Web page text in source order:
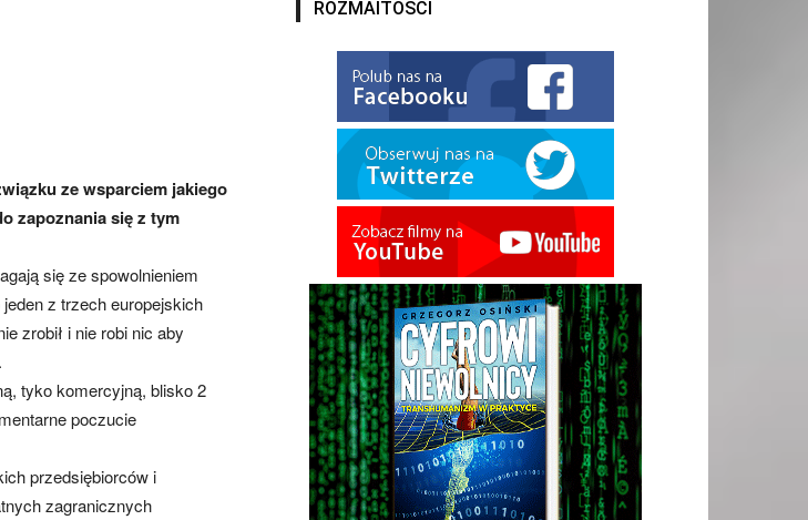
ze wsparciem jakiego
zapoznania się z tym
się ze spowolnieniem
z trzech europejskich
zrobił i nie robi nic aby
tyko komercyjną, blisko 2
poczucie
przedsiębiorców i
zagranicznych
ROZMAITOŚCI